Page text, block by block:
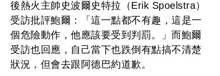
後熱火主帥史波爾史特拉（Erik Spoelstra）
受訪批評鮑爾：「這一點都不有趣，這是一
個危險動作，他應該要受到判罰。」而鮑爾
受訪也回應，自己當下也跌倒有點搞不清楚
狀況，但會去跟阿德巴約道歉。